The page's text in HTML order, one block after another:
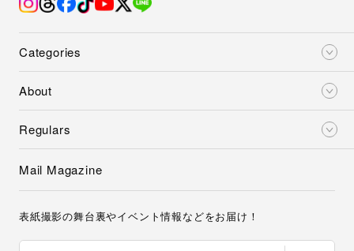
Categories
About
Regulars
Mail Magazine
表紙撮影の舞台裏やイベント情報などをお届け！